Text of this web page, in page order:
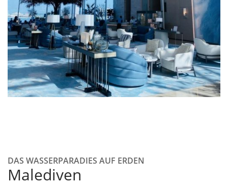
DAS WASSERPARADIES AUF ERDEN
Malediven